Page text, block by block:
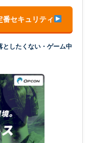
番セキュリティ
したくない・ゲーム中